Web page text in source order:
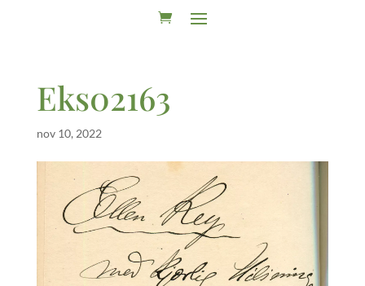
Eks02163
nov 10, 2022